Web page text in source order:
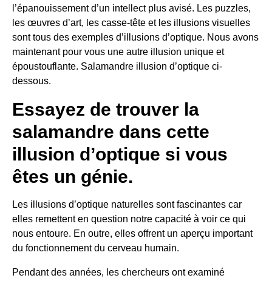
l’épanouissement d’un intellect plus avisé. Les puzzles,
les œuvres d’art, les casse-tête et les illusions visuelles
sont tous des exemples d’illusions d’optique. Nous avons
maintenant pour vous une autre illusion unique et
époustouflante. Salamandre illusion d’optique ci-
dessous.
Essayez de trouver la
salamandre dans cette
illusion d’optique si vous
êtes un génie.
Les illusions d’optique naturelles sont fascinantes car
elles remettent en question notre capacité à voir ce qui
nous entoure. En outre, elles offrent un aperçu important
du fonctionnement du cerveau humain.
Pendant des années, les chercheurs ont examiné